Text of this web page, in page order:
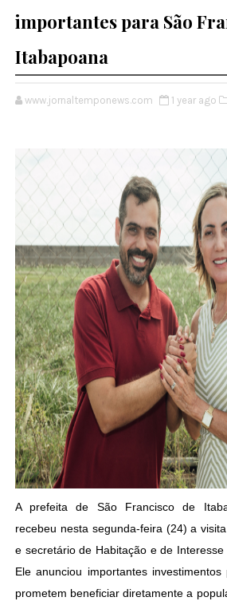
importantes para São
Itabapoana
www.jornaltemponews.com 1 year ago
A prefeita de São Francisco de
recebeu nesta segunda-feira (24) a
e secretário de Habitação e de
Ele anunciou importantes
prometem beneficiar diretamente a